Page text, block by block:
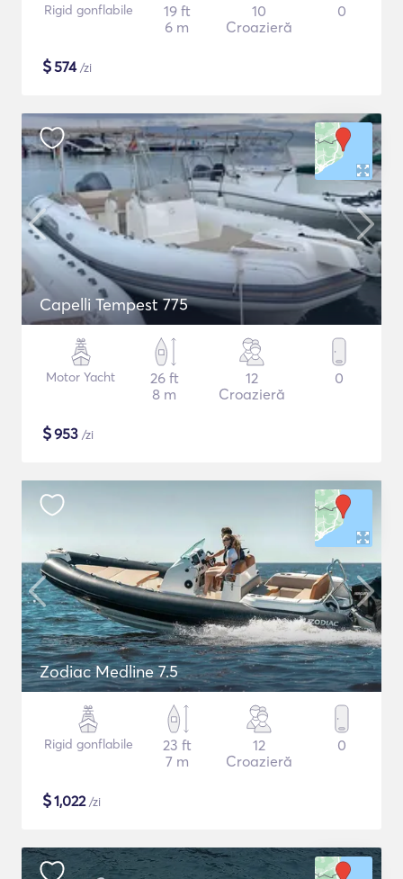
Rigid gonflabile
19 ft
6 m
10
Croazieră
0
$574/zi
Capelli Tempest 775
Motor Yacht
26 ft
8 m
12
Croazieră
0
$953 /zi
Zodiac Medline 7.5
Rigid gonflabile
23 ft
7 m
12
Croazieră
0
$1,022/zi